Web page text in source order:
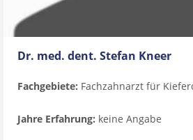
Dr. med. dent. Stefan Kneer
Fachgebiete: Fachzahnarzt für
Jahre Erfahrung: keine Angabe